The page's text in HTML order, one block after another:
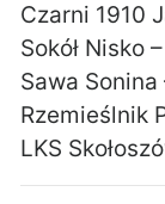
Czarni 1910
Sokół Nisko
Sawa
Rzemieślnik
LKS